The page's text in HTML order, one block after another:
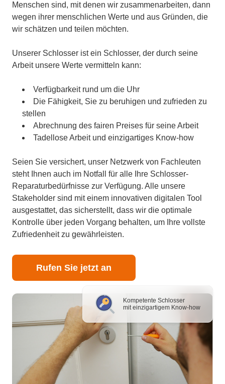
Kompetente Schlosser
mit einzigartigem Know-how
Menschen sind, mit denen wir zusammenarbeiten, dann
wegen ihrer menschlichen Werte und aus Gründen, die
wir schätzen und teilen möchten.
Unserer Schlosser ist ein Schlosser, der durch seine
Arbeit unsere Werte vermitteln kann:
Verfügbarkeit rund um die Uhr
Die Fähigkeit, Sie zu beruhigen und zufrieden zu
stellen
Abrechnung des fairen Preises für seine Arbeit
Tadellose Arbeit und einzigartiges Know-how
Seien Sie versichert, unser Netzwerk von Fachleuten
steht Ihnen auch im Notfall für alle Ihre Schlosser-
Reparaturbedürfnisse zur Verfügung. Alle unsere
Stakeholder sind mit einem innovativen digitalen Tool
ausgestattet, das sicherstellt, dass wir die optimale
Kontrolle über jeden Vorgang behalten, um Ihre vollste
Zufriedenheit zu gewährleisten.
Rufen Sie jetzt an